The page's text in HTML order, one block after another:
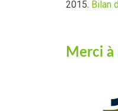
2015. Bilan
Merci à